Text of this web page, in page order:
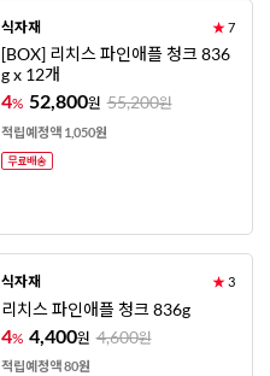
식자재 ★7
[BOX] 리치스 파인애플 청크 836
g x 12개
4% 52,800원 55,200원
적립예정액 1,050원
식자재 ★3
리치스 파인애플 청크 836g
4% 4,400원 4,600원
적립예정액 80원